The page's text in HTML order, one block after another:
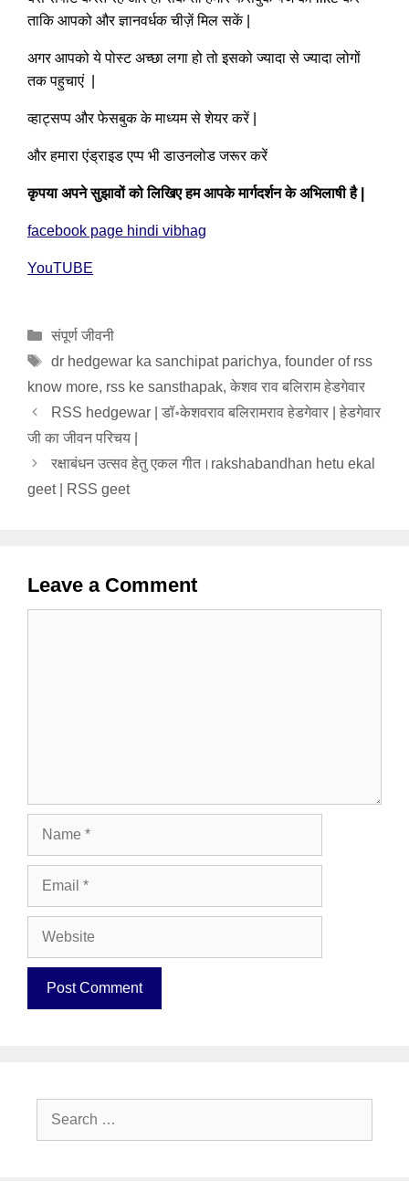
ताकि आपको और ज्ञानवर्धक चीज़ें मिल सकें |
अगर आपको ये पोस्ट अच्छा लगा हो तो इसको ज्यादा से ज्यादा लोगों
तक पहुचाएं |
व्हाट्सप्प और फेसबुक के माध्यम से शेयर करें |
और हमारा एंड्राइड एप्प भी डाउनलोड जरूर करें
कृपया अपने सुझावों को लिखिए हम आपके मार्गदर्शन के अभिलाषी है
facebook page hindi vibhag
YouTUBE
Categories
संपूर्ण जीवनी
Tags
dr hedgewar ka sanchipat parichya, founder of rss
know more, rss ke sansthapak, केशव राव बलिराम हेडगेवार
RSS hedgewar | डॉ॰केशवराव बलिरामराव हेडगेवार | हेडगेवार
जी का जीवन परिचय |
रक्षाबंधन उत्सव हेतु एकल गीत।rakshabandhan hetu ekal
geet | RSS geet
Leave a Comment
Search